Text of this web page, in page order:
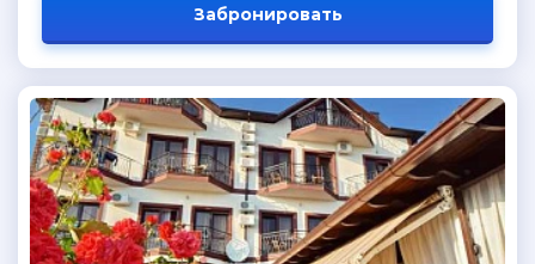
Забронировать